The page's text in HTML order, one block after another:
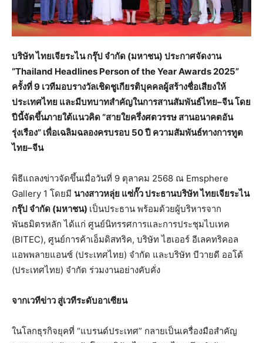
บริษัท ไทยเจียระไน กรุ๊ป จำกัด (มหาชน) ประกาศจัดงาน
“Thailand Headlines Person of the Year Awards 2025”
ครั้งที่ 9 เวทีมอบรางวัลเชิดชูเกียรติบุคคลผู้สร้างชื่อเสียงให้
ประเทศไทย และมีบทบาทสำคัญในการสานสัมพันธ์ไทย–จีน โดย
ปีนี้จัดขึ้นภายใต้แนวคิด “สายใยครึ่งศตวรรษ สานอนาคตอัน
รุ่งเรือง” เพื่อเฉลิมฉลองครบรอบ 50 ปี ความสัมพันธ์ทางการทูต
ไทย–จีน
พิธีแถลงข่าวจัดขึ้นเมื่อวันที่ 9 ตุลาคม 2568 ณ Emsphere
Gallery 1 โดยมี นางสาวหลุ่ย แซ่กั๊ว ประธานบริษัท ไทยเจียระไน
กรุ๊ป จำกัด (มหาชน) เป็นประธาน พร้อมด้วยผู้บริหารจาก
พันธมิตรหลัก ได้แก่ ศูนย์นิทรรศการและการประชุมไบเทค
(BITEC), ศูนย์การค้าเอ็มดิสทริค, บริษัท ไฮเออร์ อีเลคทริคอล
แอพพลายแอนซ์ (ประเทศไทย) จำกัด และบริษัท บีวายดี ออโต้
(ประเทศไทย) จำกัด ร่วมงานอย่างคับคั่ง
จากเวทีข่าว สู่เวทีระดับอาเซียน
ในโลกธุรกิจยุคที่ “แบรนด์ประเทศ” กลายเป็นเครื่องมือสำคัญ